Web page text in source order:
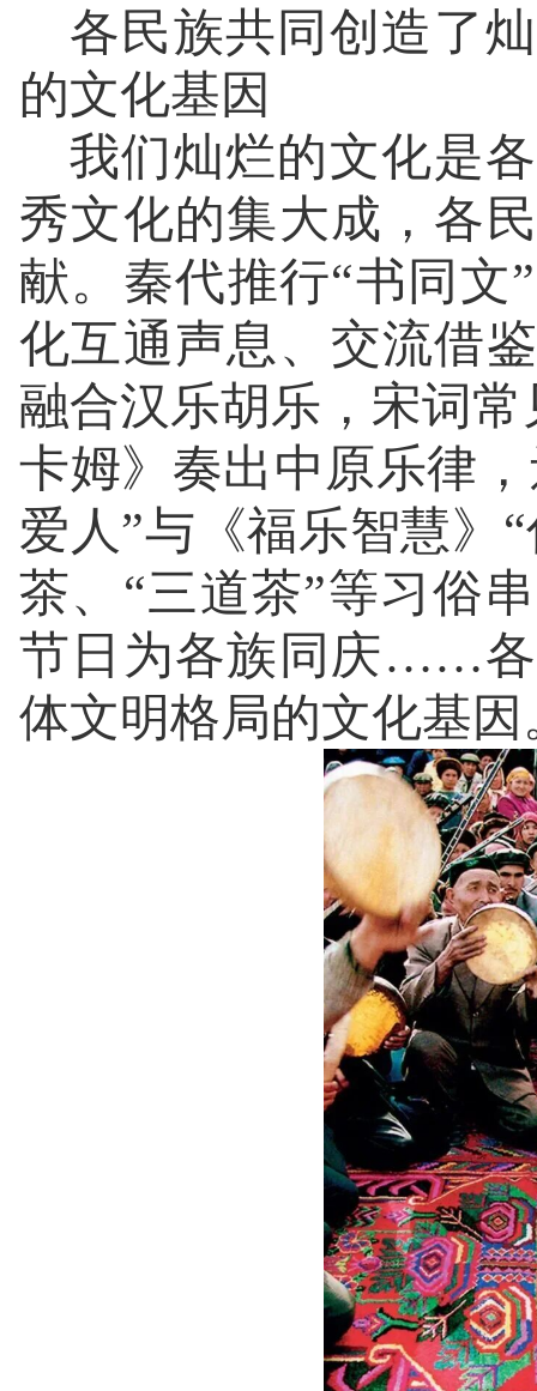
各民族共同创造了
的文化基因
我们灿烂的文化是
秀文化的集大成，各
献。秦代推行“书同文
化互通声息、交流借
融合汉乐胡乐，宋词
卡姆》奏出中原乐律
爱人”与《福乐智慧》
茶、“三道茶”等习俗
节日为各族同庆……各
体文明格局的文化基因